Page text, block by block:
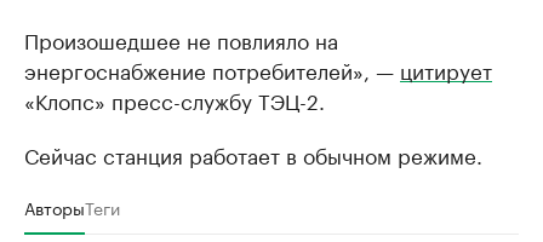
Произошедшее не повлияло на
энергоснабжение потребителей», — цитирует
«Клопс» пресс-службу ТЭЦ-2.
Сейчас станция работает в обычном режиме.
АвторыТеги